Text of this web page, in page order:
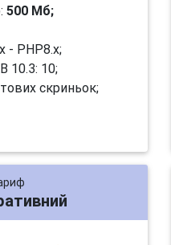
500 Мб;
- PHP8.x;
10.3: 10;
скриньок;